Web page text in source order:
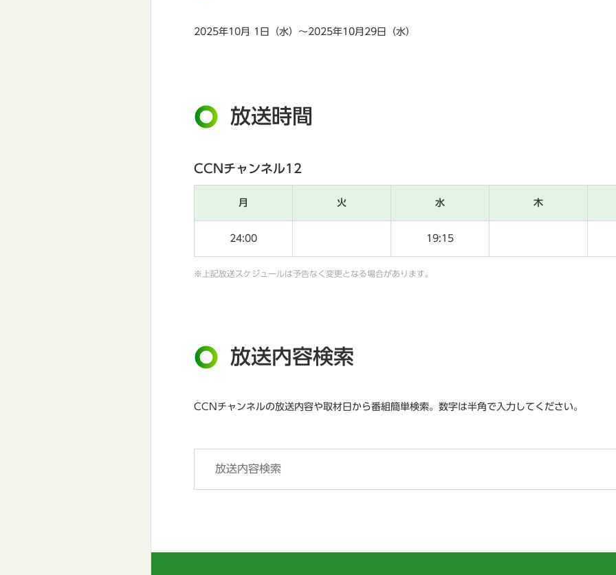
2025年10月 1日（水）～2025年10月29日（水）
放送時間
CCNチャンネル12
月 火 水 木
24:00 19:15
※上記放送スケジュールは予告なく変更となる場合があります。
放送内容検索
CCNチャンネルの放送内容や取材日から番組簡単検索。数字は半角で入力してください。